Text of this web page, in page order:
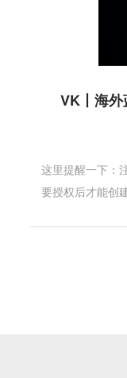
VK丨海外
这里提醒一下：
要授权后才能创